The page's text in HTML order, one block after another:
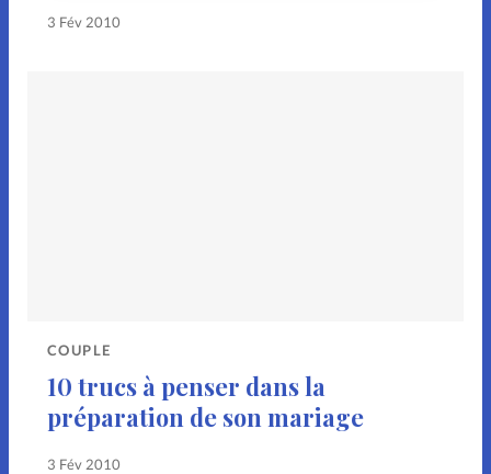
3 Fév 2010
COUPLE
10 trucs à penser dans la
préparation de son mariage
3 Fév 2010